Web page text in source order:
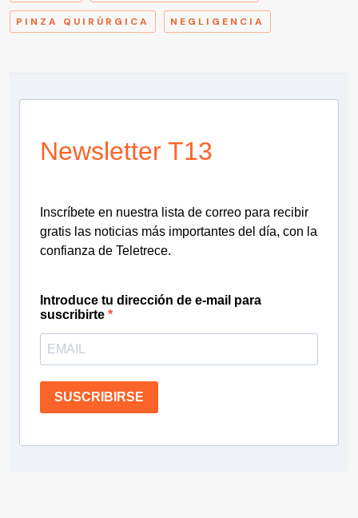
PINZA QUIRÚRGICA NEGLIGENCIA
Newsletter T13
Inscríbete en nuestra lista de correo para recibir
gratis las noticias más importantes del día, con la
confianza de Teletrece.
Introduce tu dirección de e-mail para
suscribirte
SUSCRIBIRSE